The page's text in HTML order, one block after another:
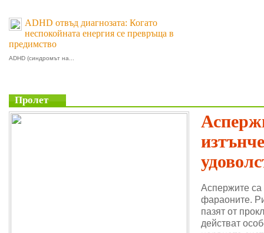
ADHD отвъд диагнозата: Когато
неспокойната енергия се превръща в
предимство
ADHD (синдромът на...
Пролет
Аспержите
фараоните.
пазят от
действат